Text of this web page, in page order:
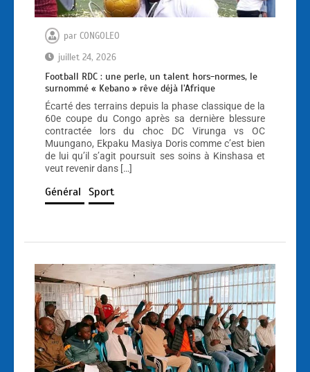
par CONGOLEO
juillet 24, 2026
Football RDC : une perle, un talent hors-normes, le
surnommé « Kebano » rêve déjà l’Afrique
Écarté des terrains depuis la phase classique de la
60e coupe du Congo après sa dernière blessure
contractée lors du choc DC Virunga vs OC
Muungano, Ekpaku Masiya Doris comme c’est bien
de lui qu’il s’agit poursuit ses soins à Kinshasa et
veut revenir dans […]
Général Sport